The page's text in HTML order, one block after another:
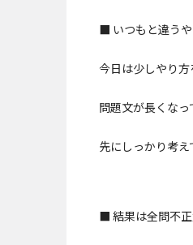
■ いつもと違う
今日は少しやり方
問題文が長くなっ
先にしっかり考
■ 結果は全問不